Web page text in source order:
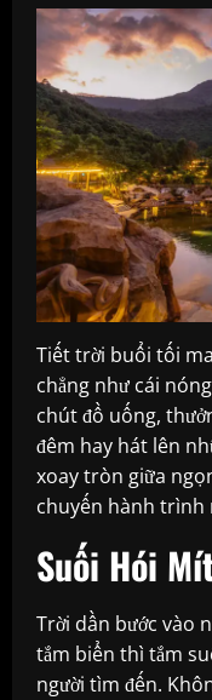
Tiết trời buổi tối
chẳng như cái
chút đồ uống,
đêm hay hát lên
xoay tròn giữa
chuyến hành trình
Suối Hói
Trời dần bước vào
tắm biển thì tắm
người tìm đến.